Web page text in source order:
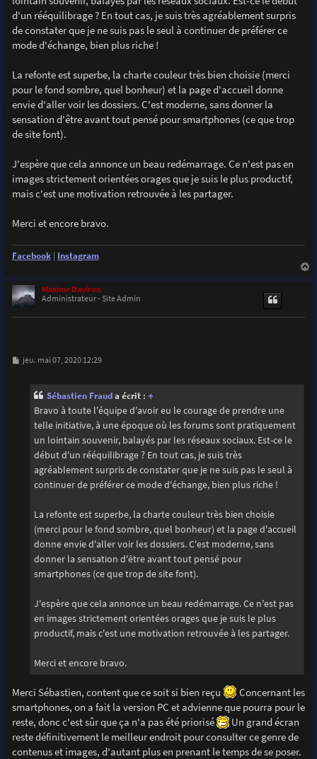
e
d'un rééquilibrage ? En tout cas, je suis très agréablement surpris
de constater que je ne suis pas le seul à continuer de préférer ce
mode d'échange, bien plus riche !
La refonte est superbe, la charte couleur très bien choisie (merci
pour le fond sombre, quel bonheur) et la page d'accueil donne
envie d'aller voir les dossiers. C'est moderne, sans donner la
sensation d'être avant tout pensé pour smartphones (ce que trop
de site font).
J'espère que cela annonce un beau redémarrage. Ce n'est pas en
images strictement orientées orages que je suis le plus productif,
mais c'est une motivation retrouvée à les partager.
Merci et encore bravo.
Facebook| Instagram
Maxime Daviron
Administrateur - Site Admin
M
jeu. mai 07, 2020 12:29
Sébastien Frauda écrit : ↑
Bravo à toute l'équipe d'avoir eu le courage de prendre une
telle initiative, à une époque où les forums sont pratiquement
un lointain souvenir, balayés par les réseaux sociaux. Est-ce le
début d'un rééquilibrage ? En tout cas, je suis très
agréablement surpris de constater que je ne suis pas le seul à
continuer de préférer ce mode d'échange, bien plus riche !
La refonte est superbe, la charte couleur très bien choisie
(merci pour le fond sombre, quel bonheur) et la page d'accueil
donne envie d'aller voir les dossiers. C'est moderne, sans
donner la sensation d'être avant tout pensé pour
smartphones (ce que trop de site font).
J'espère que cela annonce un beau redémarrage. Ce n'est pas
en images strictement orientées orages que je suis le plus
productif, mais c'est une motivation retrouvée à les partager.
Merci et encore bravo.
Merci Sébastien, content que ce soit si bien reçu
Concernant les
smartphones, on a fait la version PC et advienne que pourra pour le
reste, donc c'est sûr que ça n'a pas été priorisé
Un grand écran
reste définitivement le meilleur endroit pour consulter ce genre de
contenus et images, d'autant plus en prenant le temps de se poser.